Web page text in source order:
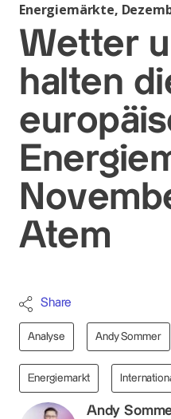
Energiemärkte,
Wetter
halten
Atem
Share
Analyse Andy Sommer
Energiemarkt
Andy